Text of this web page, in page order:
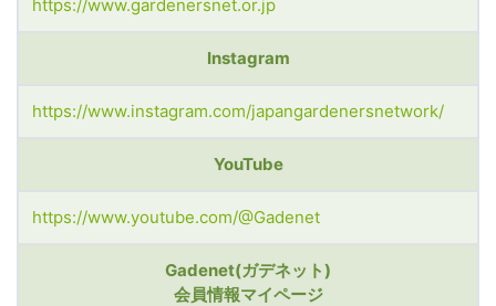
https://www.gardenersnet.or.jp
Instagram
https://www.instagram.com/japangardenersnetwork/
YouTube
https://www.youtube.com/@Gadenet
Gadenet(ガデネット)
会員情報マイページ